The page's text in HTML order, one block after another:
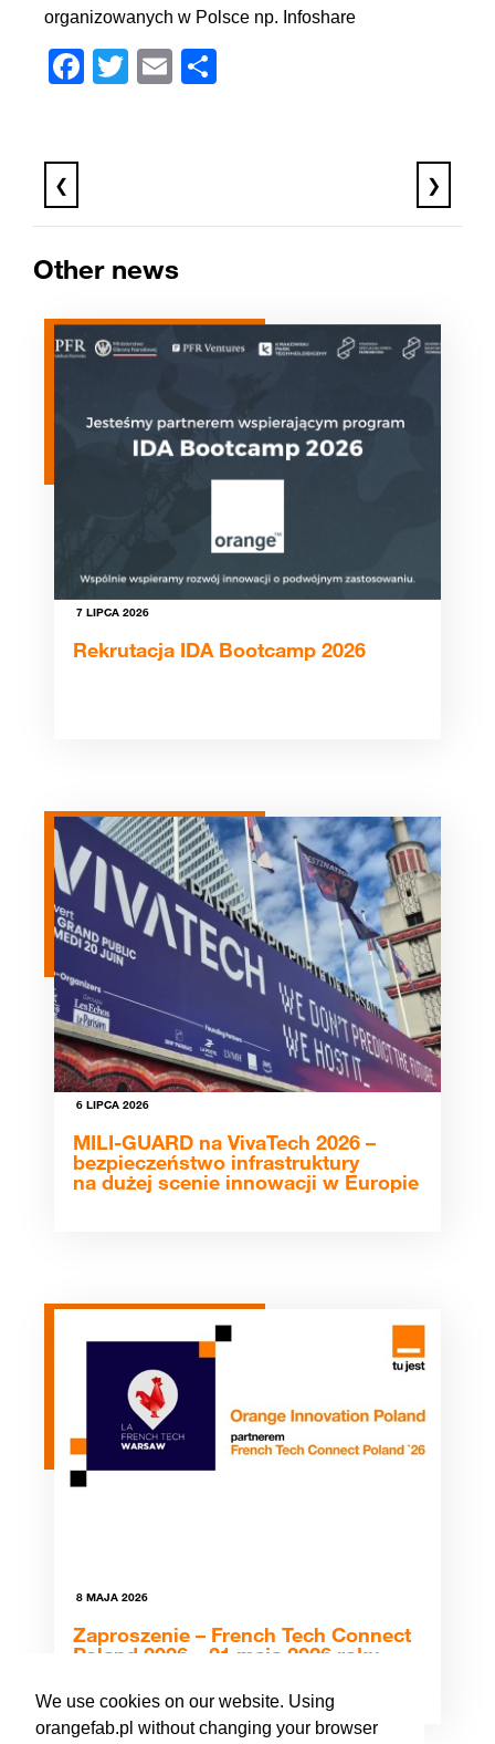
organizowanych w Polsce np. Infoshare
Facebook
Twitter
Email
❮ ❯
Other news
7 LIPCA 2026
Rekrutacja IDA Bootcamp 2026
6 LIPCA 2026
MILI-GUARD na VivaTech 2026 –
bezpieczeństwo infrastruktury
na dużej scenie innowacji w Europie
8 MAJA 2026
Zaproszenie – French Tech Connect
Poland 2026 – 21 maja 2026 roku
We use cookies on our website. Using
orangefab.pl without changing your browser